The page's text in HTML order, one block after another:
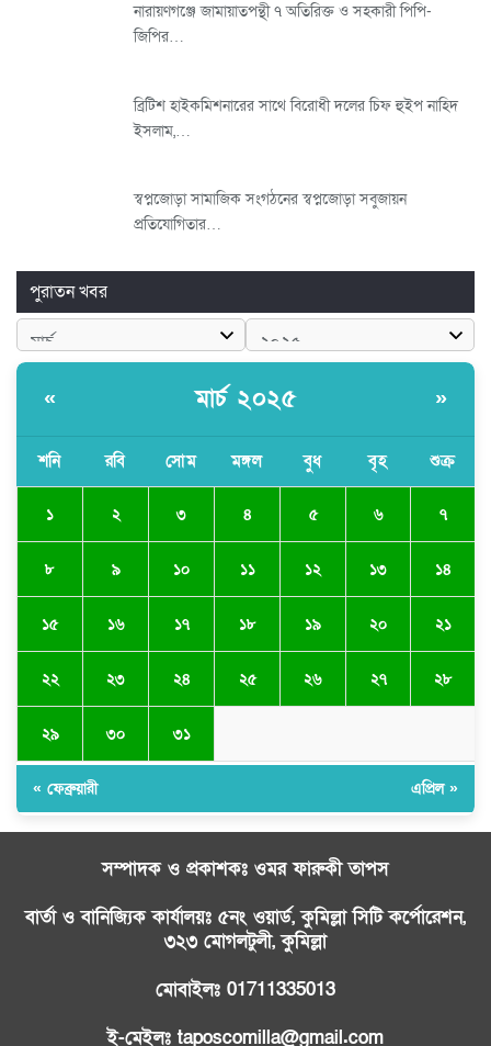
নারায়ণগঞ্জে জামায়াতপন্থী ৭ অতিরিক্ত ও সহকারী পিপি-
জিপির…
ব্রিটিশ হাইকমিশনারের সাথে বিরোধী দলের চিফ হুইপ নাহিদ
ইসলাম,…
স্বপ্নজোড়া সামাজিক সংগঠনের স্বপ্নজোড়া সবুজায়ন
প্রতিযোগিতার…
পুরাতন খবর
« মার্চ ২০২৫ »
শনি রবি সোম মঙ্গল বুধ বৃহ শুক্র
১ ২ ৩ ৪ ৫ ৬ ৭
৮ ৯ ১০ ১১ ১২ ১৩ ১৪
১৫ ১৬ ১৭ ১৮ ১৯ ২০ ২১
২২ ২৩ ২৪ ২৫ ২৬ ২৭ ২৮
২৯ ৩০ ৩১
« ফেব্রুয়ারী এপ্রিল »
সম্পাদক ও প্রকাশকঃ ওমর ফারুকী তাপস
বার্তা ও বানিজ্যিক কার্যালয়ঃ ৫নং ওয়ার্ড, কুমিল্লা সিটি কর্পোরেশন,
৩২৩ মোগলটুলী, কুমিল্লা
মোবাইলঃ 01711335013
ই-মেইলঃ taposcomilla@gmail.com